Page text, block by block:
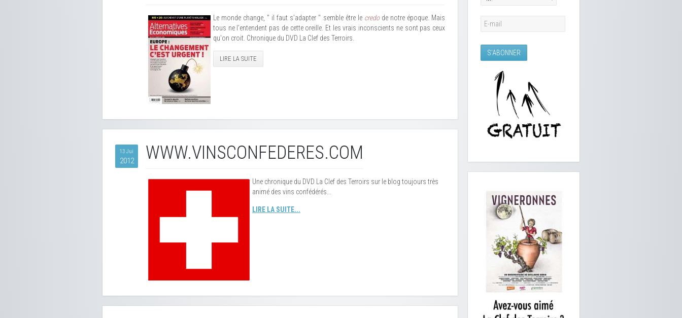
Le monde change, " il faut s'adapter " semble être le credode notre époque. Mais
tous ne l'entendent pas de cette oreille. Et les vrais inconscients ne sont pas ceux
qu'on croit. Chronique du DVD La Clef des Terroirs.
LIRE LA SUITE
13 Jui
2012 WWW.VINSCONFEDERES.COM
Une chronique du DVD La Clef des Terroirs sur le blog toujours très
animé des vins confédérés...
LIRE LA SUITE...